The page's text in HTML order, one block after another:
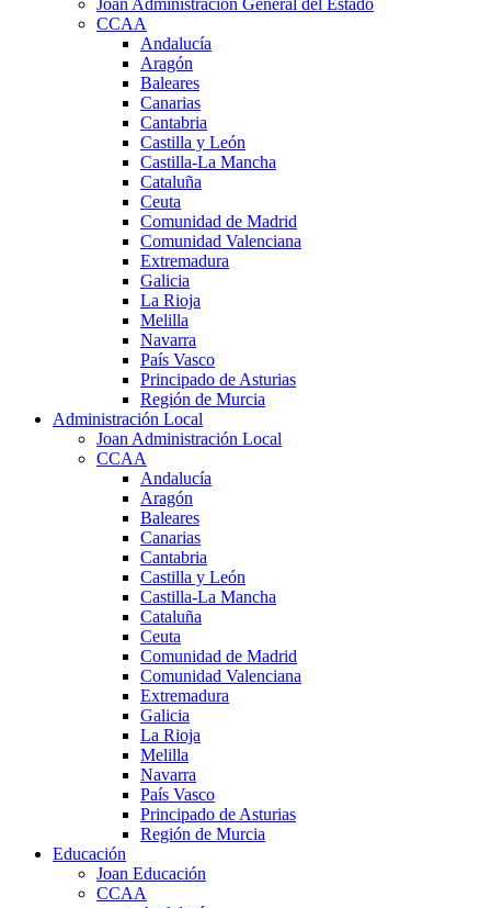
CCAA
Andalucía
Aragón
Baleares
Canarias
Cantabria
Castilla y León
Castilla-La Mancha
Cataluña
Ceuta
Comunidad de Madrid
Comunidad Valenciana
Extremadura
Galicia
La Rioja
Melilla
Navarra
País Vasco
Principado de Asturias
Región de Murcia
Administración Local
Joan Administración Local
CCAA
Andalucía
Aragón
Baleares
Canarias
Cantabria
Castilla y León
Castilla-La Mancha
Cataluña
Ceuta
Comunidad de Madrid
Comunidad Valenciana
Extremadura
Galicia
La Rioja
Melilla
Navarra
País Vasco
Principado de Asturias
Región de Murcia
Educación
Joan Educación
CCAA